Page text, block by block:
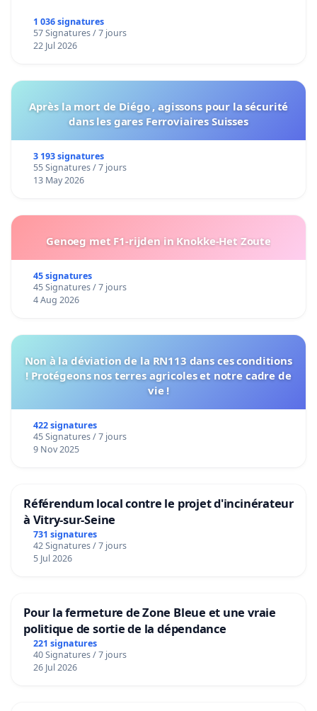
1 036 signatures
57 Signatures / 7 jours
22 Jul 2026
Après la mort de Diégo , agissons pour la sécurité
dans les gares Ferroviaires Suisses
3 193 signatures
55 Signatures / 7 jours
13 May 2026
Genoeg met F1-rijden in Knokke-Het Zoute
45 signatures
45 Signatures / 7 jours
4 Aug 2026
Non à la déviation de la RN113 dans ces conditions
! Protégeons nos terres agricoles et notre cadre de
vie !
422 signatures
45 Signatures / 7 jours
9 Nov 2025
Référendum local contre le projet d'incinérateur
à Vitry-sur-Seine
731 signatures
42 Signatures / 7 jours
5 Jul 2026
Pour la fermeture de Zone Bleue et une vraie
politique de sortie de la dépendance
221 signatures
40 Signatures / 7 jours
26 Jul 2026